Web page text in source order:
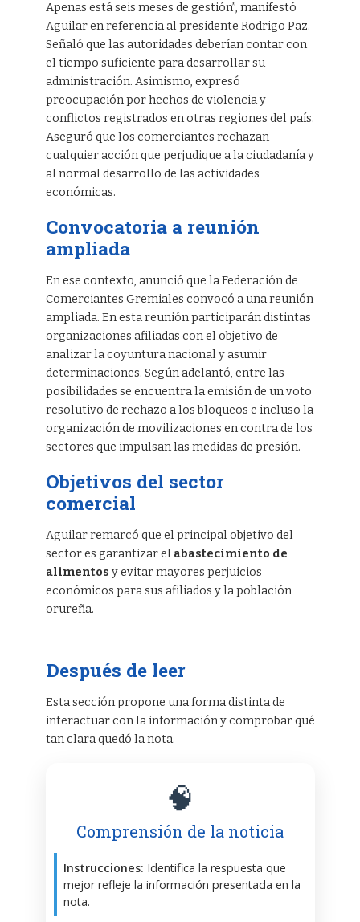
Apenas está seis meses de gestión”, manifestó
Aguilar en referencia al presidente Rodrigo Paz.
Señaló que las autoridades deberían contar con
el tiempo suficiente para desarrollar su
administración. Asimismo, expresó
preocupación por hechos de violencia y
conflictos registrados en otras regiones del país.
Aseguró que los comerciantes rechazan
cualquier acción que perjudique a la ciudadanía y
al normal desarrollo de las actividades
económicas.
Convocatoria a reunión
ampliada
En ese contexto, anunció que la Federación de
Comerciantes Gremiales convocó a una reunión
ampliada. En esta reunión participarán distintas
organizaciones afiliadas con el objetivo de
analizar la coyuntura nacional y asumir
determinaciones. Según adelantó, entre las
posibilidades se encuentra la emisión de un voto
resolutivo de rechazo a los bloqueos e incluso la
organización de movilizaciones en contra de los
sectores que impulsan las medidas de presión.
Objetivos del sector
comercial
Aguilar remarcó que el principal objetivo del
sector es garantizar el abastecimiento de
alimentos y evitar mayores perjuicios
económicos para sus afiliados y la población
orureña.
Después de leer
Esta sección propone una forma distinta de
interactuar con la información y comprobar qué
tan clara quedó la nota.
🧠
Comprensión de la noticia
Instrucciones: Identifica la respuesta que
mejor refleje la información presentada en la
nota.